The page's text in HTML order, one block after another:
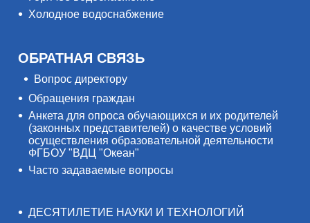
Холодное водоснабжение
ОБРАТНАЯ СВЯЗЬ
Вопрос директору
Обращения граждан
Анкета для опроса обучающихся и их родителей
(законных представителей) о качестве условий
осуществления образовательной деятельности
ФГБОУ "ВДЦ "Океан"
Часто задаваемые вопросы
ДЕСЯТИЛЕТИЕ НАУКИ И ТЕХНОЛОГИЙ